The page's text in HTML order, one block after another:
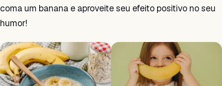
coma um banana e aproveite seu efeito positivo no seu
humor!